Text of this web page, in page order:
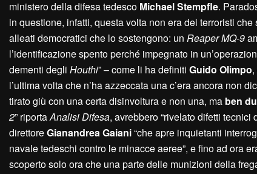
ministero della difesa tedesco Michael Stempfle.
in questione, infatti, questa volta non era dei terroristi
alleati democratici che lo sostengono: un Reaper MQ-9
l’identificazione spento perché impegnato in
dementi degli Houthi” – come li ha definiti Guido Olimpo
l’ultima volta che n’ha azzeccata una c’era ancora non
tirato giù con una certa disinvoltura e non una, ma ben
2” riportaAnalisiDifesa, avrebbero “rivelato difetti tecnici
direttoreGianandrea Gaiani“che apre inquietanti
navale tedeschi contro le minacce aeree”, e fino ad ora
scoperto solo ora che una parte delle munizioni della